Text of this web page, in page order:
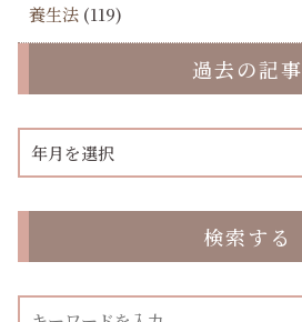
養生法 (119)
過去の記事
検索する